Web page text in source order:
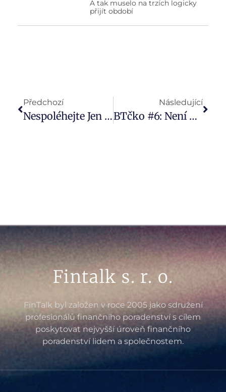
A tak muselo na trzích logicky
přijít období
Předchozí
Nespoléhejte Jen Na Stát Nebo Školu. Dvanáct Finančních Rad, Které By Měly Znát Už Vaše Děti
Následující
BTčko #6: Není To Jen O Jedničkách A Nulách. V Investicích Záleží Na Emocích
Fintalk s. r. o.
FinTalk byl založen v roce 2005 jako sdružení
profesionálů finančního poradenství s cílem
poskytovat nejvyšší úroveň finančního
poradenství lidem a společnostem.